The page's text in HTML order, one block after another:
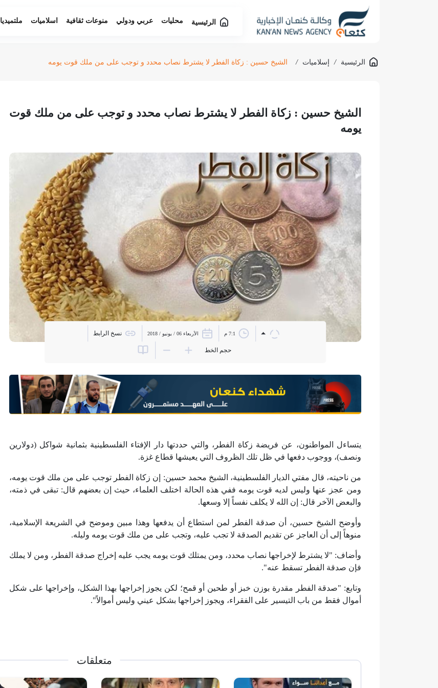
الرئيسية محليات عربي ودولي منوعات ثقافية اسلاميات ملتميديا
الرئيسية / إسلاميات / الشيخ حسين : زكاة الفطر لا يشترط نصاب محدد و توجب على من ملك قوت يومه
الشيخ حسين : زكاة الفطر لا يشترط نصاب محدد و توجب على من ملك قوت
يومه
7:1 م الأربعاء 06 / يونيو / 2018 نسخ الرابط
حجم الخط
يتساءل المواطنون، عن فريضة زكاة الفطر، والتي حددتها دار الإفتاء الفلسطينية بثمانية شواكل (دولارين
ونصف)، ووجوب دفعها في ظل تلك الظروف التي يعيشها قطاع غزة.
من ناحيته، قال مفتي الديار الفلسطينية، الشيخ محمد حسين: إن زكاة الفطر توجب على من ملك قوت يومه،
ومن عجز عنها وليس لديه قوت يومه ففي هذه الحالة اختلف العلماء، حيث إن بعضهم قال: تبقى في ذمته،
والبعض الآخر قال: إن الله لا يكلف نفساً إلا وسعها.
وأوضح الشيخ حسين، أن صدقة الفطر لمن استطاع أن يدفعها وهذا مبين وموضح في الشريعة الإسلامية،
منوهاً إلى أن العاجز عن تقديم الصدقة لا تجب عليه، وتجب على من ملك قوت يومه وليله.
وأضاف: "لا يشترط لإخراجها نصاب محدد، ومن يمتلك قوت يومه يجب عليه إخراج صدقة الفطر، ومن لا يملك
فإن صدقة الفطر تسقط عنه".
وتابع: "صدقة الفطر مقدرة بوزن خبز أو طحين أو قمح؛ لكن يجوز إخراجها بهذا الشكل، وإخراجها على شكل
أموال فقط من باب التيسير على الفقراء، ويجوز إخراجها بشكل عيني وليس أموالاً".
متعلقات